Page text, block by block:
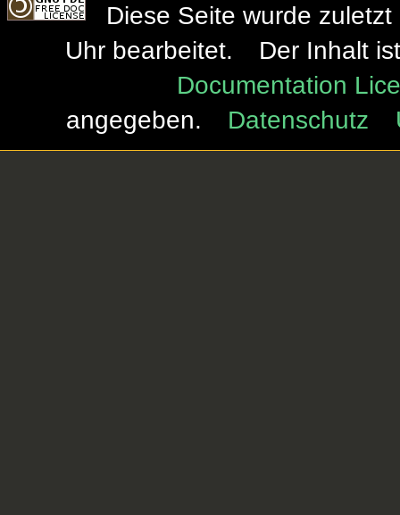
Diese Seite wurde
Uhr bearbeitet.
Der Inhalt
Documentation
angegeben.
Datenschutz